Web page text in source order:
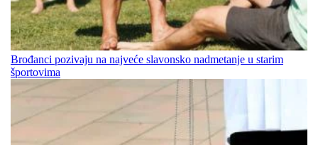
Brođanci pozivaju na najveće slavonsko nadmetanje u starim
športovima